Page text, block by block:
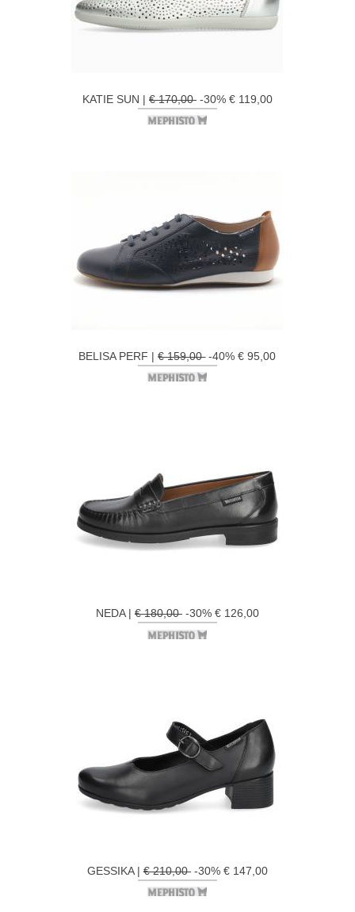
KATIE SUN | € 170,00-30% € 119,00
BELISA PERF |€ 159,00-40% € 95,00
NEDA | € 180,00-30% € 126,00
GESSIKA | € 210,00-30% € 147,00